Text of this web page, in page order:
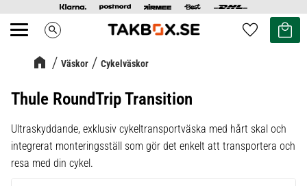
Meny search Favoriter
Kundvagn
Väskor Cykelväskor
Thule RoundTrip Transition
Ultraskyddande, exklusiv cykeltransportväska med hårt skal och
integrerat monteringsställ som gör det enkelt att transportera och
resa med din cykel.